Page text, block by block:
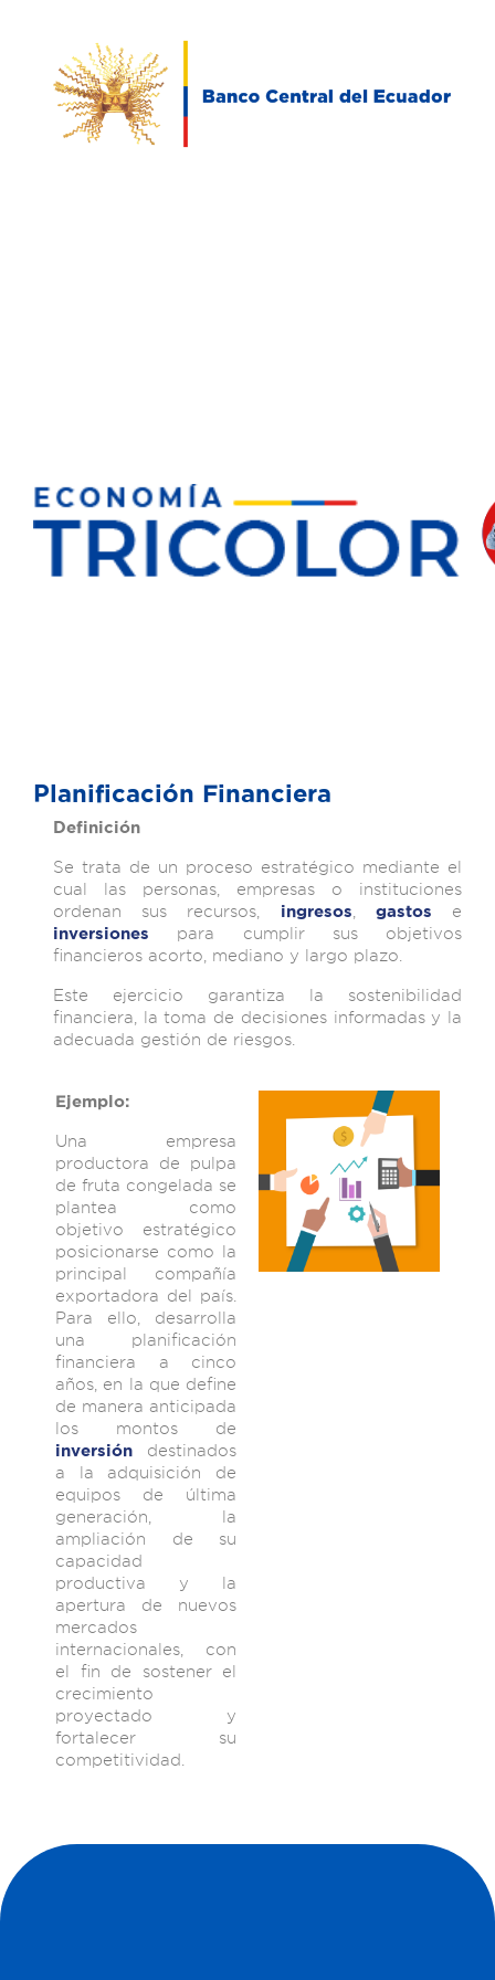
Planificación Financiera
Definición
Se trata de un proceso estratégico mediante el
cual las personas, empresas o instituciones
ordenan sus recursos,
ingresos, gastos e
inversiones
para cumplir sus objetivos
financieros acorto, mediano y largo plazo.
Este ejercicio garantiza la sostenibilidad
financiera, la toma de decisiones informadas y la
adecuada gestión de riesgos.
Ejemplo:
Una empresa
productora de pulpa
de fruta congelada se
plantea como
objetivo estratégico
posicionarse como la
principal compañía
exportadora del país.
Para ello, desarrolla
una planificación
financiera a cinco
años, en la que define
de manera anticipada
los montos de
inversión
destinados
a la adquisición de
equipos de última
generación, la
ampliación de su
capacidad
productiva y la
apertura de nuevos
mercados
internacionales, con
el fin de sostener el
crecimiento
proyectado y
fortalecer su
competitividad.